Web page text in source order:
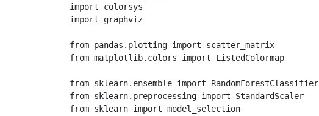
import
colorsys
import
graphviz
from pandas.plotting import
scatter_matrix
from matplotlib.colors import ListedColormap
from sklearn.ensemble import
RandomForestClassifier
from sklearn.preprocessing import
StandardScaler
from sklearn import model_selection